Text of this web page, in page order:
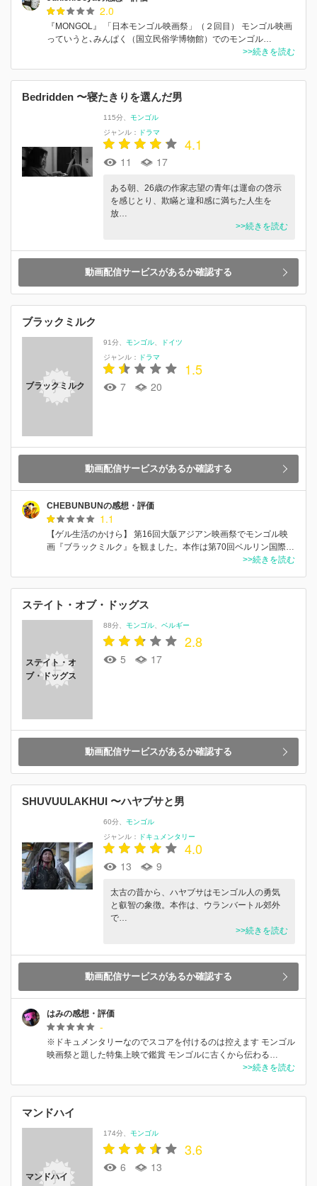
2.0
『MONGOL』 「日本モンゴル映画祭」（２回目） モンゴル映画
っていうと､みんぱく（国立民俗学博物館）でのモンゴル…
>>続きを読む
Bedridden 〜寝たきりを選んだ男
115分
モンゴル
ジャンル：
ドラマ
4.1
11 17
ある朝、26歳の作家志望の青年は運命の啓示
を感じとり、欺瞞と違和感に満ちた人生を
放…
>>続きを読む
動画配信サービスがあるか確認する
ブラックミルク
ブラックミルク
91分 モンゴル
ドイツ
ジャンル：
ドラマ
1.5
7 20
動画配信サービスがあるか確認する
CHEBUNBUNの感想・評価
1.1
【ゲル生活のかけら】 第16回大阪アジアン映画祭でモンゴル映
画『ブラックミルク』を観ました。本作は第70回ベルリン国際…
>>続きを読む
ステイト・オブ・ドッグス
ステイト・オ
ブ・ドッグス
88分 モンゴル ベルギー
2.8
5 17
動画配信サービスがあるか確認する
SHUVUULAKHUI 〜ハヤブサと男
60分
モンゴル
ジャンル：
ドキュメンタリー
4.0
13 9
太古の昔から、ハヤブサはモンゴル人の勇気
と叡智の象徴。本作は、ウランバートル郊外
で…
>>続きを読む
動画配信サービスがあるか確認する
はみの感想・評価
-
※ドキュメンタリーなのでスコアを付けるのは控えます モンゴル
映画祭と題した特集上映で鑑賞 モンゴルに古くから伝わる…
>>続きを読む
マンドハイ
マンドハイ
174分 モンゴル
3.6
6 13